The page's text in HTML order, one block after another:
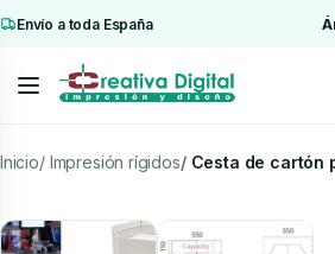
Envío a toda España
Inicio Impresión rígidos Cesta de cartón